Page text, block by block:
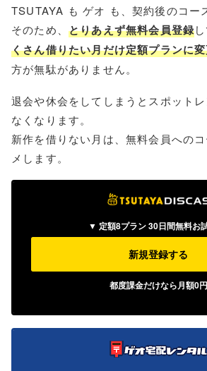
TSUTAYA も ゲオ も、契約後のコー
そのため、 とりあえず無料会員登録
くさん借りたい月だけ定額プランに
方が無駄がありません。
退会や休会をしてしまうとスポット
なくなります。
新作を借りない月は、無料会員への
メします。
▼ 定額8プラン 30日間無料お
新規登録する
都度課金だけなら月額0円